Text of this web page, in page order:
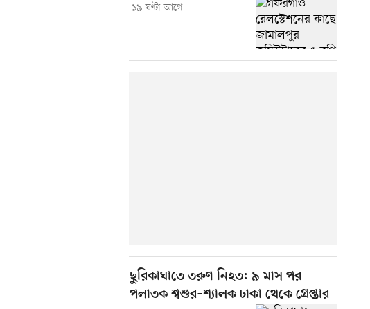
১৯ ঘণ্টা আগে
ছুরিকাঘাতে তরুণ নিহত: ৯ মাস পর
পলাতক শ্বশুর–শ্যালক ঢাকা থেকে গ্রেপ্তার